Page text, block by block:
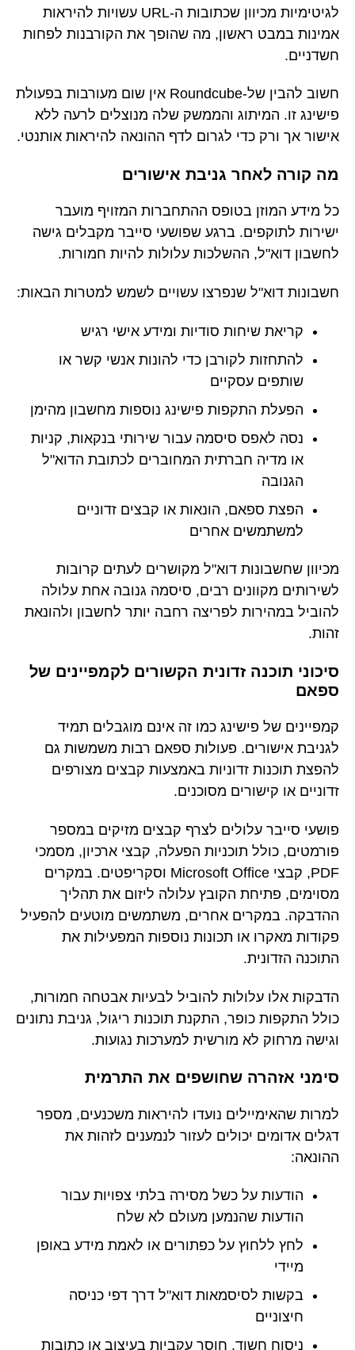
לגיטימיות מכיוון שכתובות ה-URL עשויות להיראות
אמינות במבט ראשון, מה שהופך את הקורבנות לפחות
חשדניים.
חשוב להבין של-Roundcube אין שום מעורבות בפעולת
פישינג זו. המיתוג והממשק שלה מנוצלים לרעה ללא
אישור אך ורק כדי לגרום לדף ההונאה להיראות אותנטי.
מה קורה לאחר גניבת אישורים
כל מידע המוזן בטופס ההתחברות המזויף מועבר
ישירות לתוקפים. ברגע שפושעי סייבר מקבלים גישה
לחשבון דוא"ל, ההשלכות עלולות להיות חמורות.
חשבונות דוא"ל שנפרצו עשויים לשמש למטרות הבאות:
קריאת שיחות סודיות ומידע אישי רגיש
להתחזות לקורבן כדי להונות אנשי קשר או
שותפים עסקיים
הפעלת התקפות פישינג נוספות מחשבון מהימן
נסה לאפס סיסמה עבור שירותי בנקאות, קניות
או מדיה חברתית המחוברים לכתובת הדוא"ל
הגנובה
הפצת ספאם, הונאות או קבצים זדוניים
למשתמשים אחרים
מכיוון שחשבונות דוא"ל מקושרים לעתים קרובות
לשירותים מקוונים רבים, סיסמה גנובה אחת עלולה
להוביל במהירות לפריצה רחבה יותר לחשבון ולהונאת
זהות.
סיכוני תוכנה זדונית הקשורים לקמפיינים של
ספאם
קמפיינים של פישינג כמו זה אינם מוגבלים תמיד
לגניבת אישורים. פעולות ספאם רבות משמשות גם
להפצת תוכנות זדוניות באמצעות קבצים מצורפים
זדוניים או קישורים מסוכנים.
פושעי סייבר עלולים לצרף קבצים מזיקים במספר
פורמטים, כולל תוכניות הפעלה, קבצי ארכיון, מסמכי
PDF, קבצי Microsoft Office וסקריפטים. במקרים
מסוימים, פתיחת הקובץ עלולה ליזום את תהליך
ההדבקה. במקרים אחרים, משתמשים מוטעים להפעיל
פקודות מאקרו או תכונות נוספות המפעילות את
התוכנה הזדונית.
הדבקות אלו עלולות להוביל לבעיות אבטחה חמורות,
כולל התקפות כופר, התקנת תוכנות ריגול, גניבת נתונים
וגישה מרחוק לא מורשית למערכות נגועות.
סימני אזהרה שחושפים את התרמית
למרות שהאימיילים נועדו להיראות משכנעים, מספר
דגלים אדומים יכולים לעזור לנמענים לזהות את
ההונאה:
הודעות על כשל מסירה בלתי צפויות עבור
הודעות שהנמען מעולם לא שלח
לחץ ללחוץ על כפתורים או לאמת מידע באופן
מיידי
בקשות לסיסמאות דוא"ל דרך דפי כניסה
חיצוניים
ניסוח חשוד, חוסר עקביות בעיצוב או כתובות